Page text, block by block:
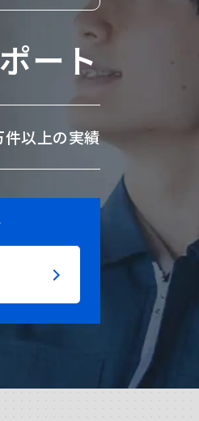
ート
件以上の実績